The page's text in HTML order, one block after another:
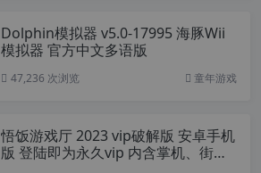
Dolphin模拟器 v5.0-17995 海豚Wii
模拟器 官方中文多语版
47,236 次浏览 童年游戏
悟饭游戏厅 2023 vip破解版 安卓手机
版 登陆即为永久vip 内含掌机、街